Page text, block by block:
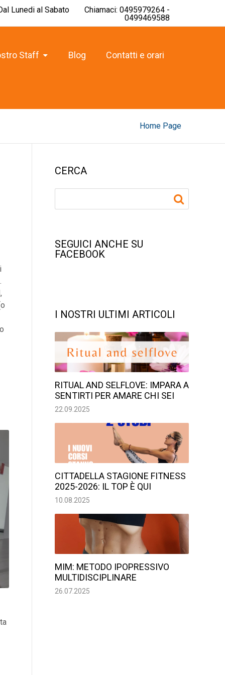
Lunedi al Sabato
Chiamaci: 0495979264 -
0499469588
Staff Blog Contatti e orari
Home Page
CERCA
SEGUICI ANCHE SU
FACEBOOK
I NOSTRI ULTIMI ARTICOLI
RITUAL AND SELFLOVE: IMPARA A
SENTIRTI PER AMARE CHI SEI
22.09.2025
CITTADELLA STAGIONE FITNESS
2025-2026: IL TOP È QUI
10.08.2025
MIM: METODO IPOPRESSIVO
MULTIDISCIPLINARE
26.07.2025